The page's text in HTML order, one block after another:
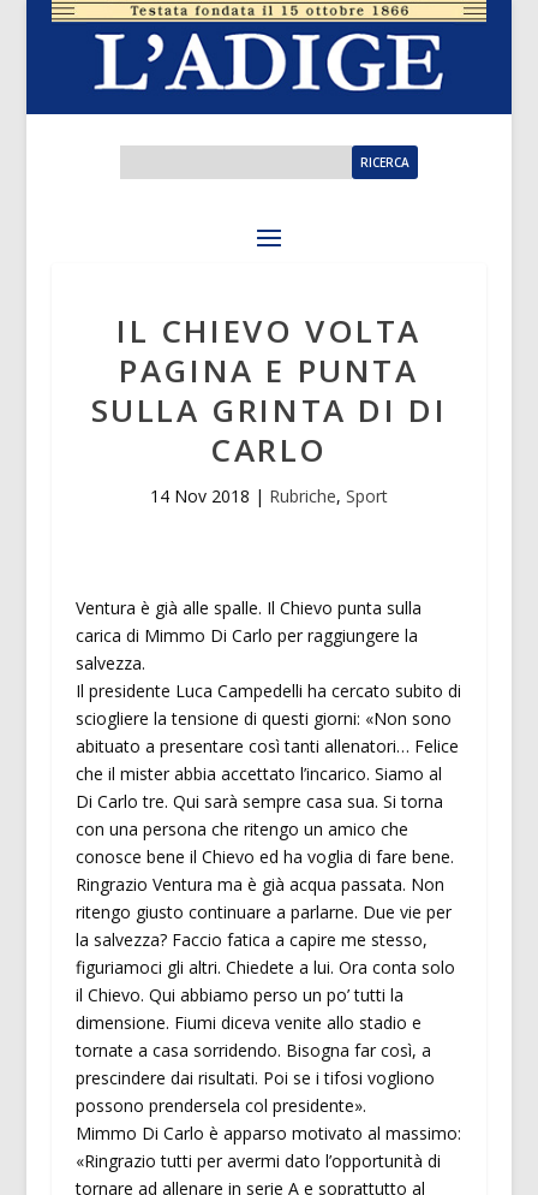
IL CHIEVO VOLTA
PAGINA E PUNTA
SULLA GRINTA DI DI
CARLO
14 Nov 2018 | Rubriche, Sport
Ventura è già alle spalle. Il Chievo punta sulla
carica di Mimmo Di Carlo per raggiungere la
salvezza.
Il presidente Luca Campedelli ha cercato subito di
sciogliere la tensione di questi giorni: «Non sono
abituato a presentare così tanti allenatori… Felice
che il mister abbia accettato l’incarico. Siamo al
Di Carlo tre. Qui sarà sempre casa sua. Si torna
con una persona che ritengo un amico che
conosce bene il Chievo ed ha voglia di fare bene.
Ringrazio Ventura ma è già acqua passata. Non
ritengo giusto continuare a parlarne. Due vie per
la salvezza? Faccio fatica a capire me stesso,
figuriamoci gli altri. Chiedete a lui. Ora conta solo
il Chievo. Qui abbiamo perso un po’ tutti la
dimensione. Fiumi diceva venite allo stadio e
tornate a casa sorridendo. Bisogna far così, a
prescindere dai risultati. Poi se i tifosi vogliono
possono prendersela col presidente».
Mimmo Di Carlo è apparso motivato al massimo:
«Ringrazio tutti per avermi dato l’opportunità di
tornare ad allenare in serie A e soprattutto al